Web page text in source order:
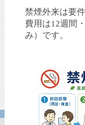
禁煙外来は要
費用は12週間
み）です。